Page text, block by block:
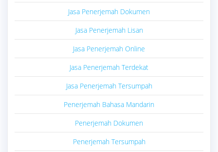
Jasa Penerjemah Dokumen
Jasa Penerjemah Lisan
Jasa Penerjemah Online
Jasa Penerjemah Terdekat
Jasa Penerjemah Tersumpah
Penerjemah Bahasa Mandarin
Penerjemah Dokumen
Penerjemah Tersumpah